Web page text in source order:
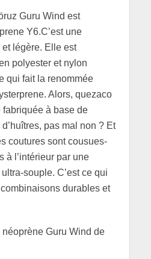
Guru Wind est
Y6.C’est une
légère. Elle est
polyester et nylon
qui fait la renommée
Alors, quezaco
fabriquée à base de
pas mal non ? Et
coutures sont cousues-
à l’intérieur par une
souple. C’est ce qui
durables et